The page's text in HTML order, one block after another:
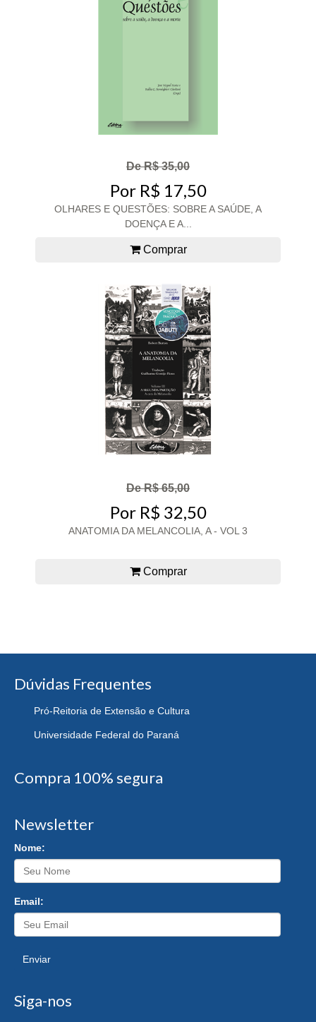
De R$ 35,00
Por R$ 17,50
OLHARES E QUESTÕES: SOBRE A SAÚDE, A
DOENÇA E A...
Comprar
De R$ 65,00
Por R$ 32,50
ANATOMIA DA MELANCOLIA, A - VOL 3
Comprar
Dúvidas Frequentes
Pró-Reitoria de Extensão e Cultura
Universidade Federal do Paraná
Compra 100% segura
Newsletter
Nome:
Email:
Enviar
Siga-nos